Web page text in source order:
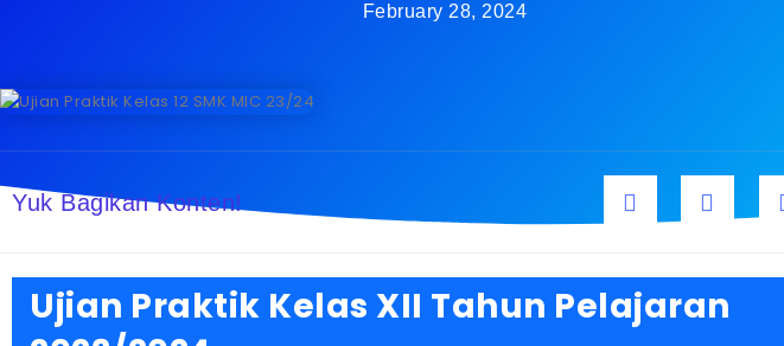
February 28, 2024
Yuk Bagikan Konten!
Ujian Praktik Kelas XII Tahun Pelajaran